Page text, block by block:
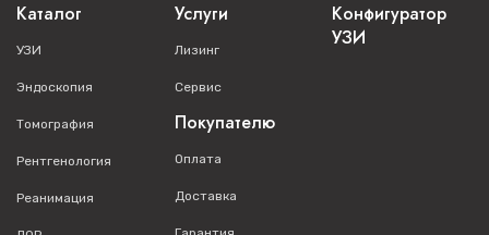
Каталог
УЗИ
Эндоскопия
Томография
Рентгенология
Реанимация
Услуги
Лизинг
Сервис
Покупателю
Оплата
Доставка
Конфигуратор
УЗИ